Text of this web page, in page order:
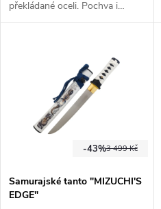
překládané oceli. Pochva i
rukojeť jsou vyrobeny z
3 499 Kč
-43%
Samurajské tanto "MIZUCHI'S
EDGE"